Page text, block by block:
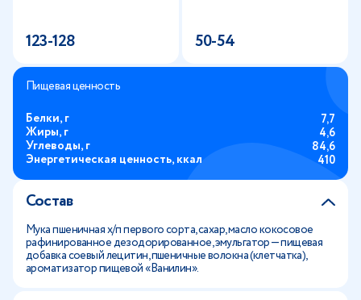
123-128 50-54
Пищевая ценность
Белки, г 7,7
Жиры, г 4,6
Углеводы, г 84,6
Энергетическая ценность, ккал 410
Состав
Мука пшеничная х/п первого сорта, сахар, масло кокосовое
рафинированное дезодорированное, эмульгатор — пищевая
добавка соевый лецитин, пшеничные волокна (клетчатка),
ароматизатор пищевой «Ванилин».